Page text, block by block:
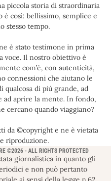
piccola storia di straordinaria
così: bellissimo, semplice e
stesso tempo.
è stato testimone in prima
voce. Il nostro obiettivo è
com’è, con autenticità,
connessioni che aiutano le
qualcosa di più grande, ad
aprire la mente. In fondo,
cercano quando viaggiano?
da ©copyright e ne è vietata
riproduzione.
©2026 - ALL RIGHTS PROTECTED
giornalistica in quanto gli
e non può pertanto